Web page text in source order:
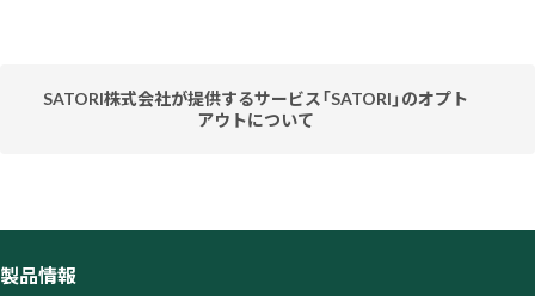
SATORI株式会社が提供するサービス「SATORI」のオプト
アウトについて
のアクセス履歴を取得・蓄積しておりますが、この取得・蓄積
プトアウトページ」よりオプトアウトを行ってください。な
製品情報